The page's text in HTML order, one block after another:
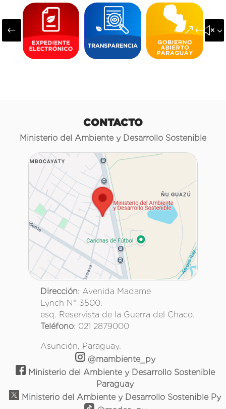
#
CONTACTO
Ministerio del Ambiente y Desarrollo Sostenible
Dirección: Avenida Madame
Lynch N° 3500.
esq. Reservista de la Guerra del Chaco.
Teléfono: 021 2879000
Asunción, Paraguay.
@mambiente_py
Ministerio del Ambiente y Desarrollo Sostenible
Paraguay
Ministerio del Ambiente y Desarrollo Sostenible Py